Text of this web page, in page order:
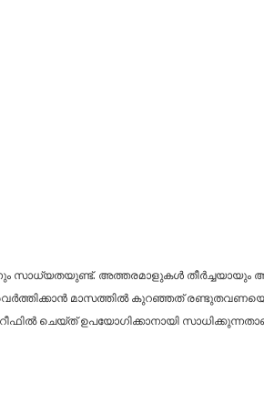
സാധ്യതയുണ്ട്. അത്തരമാളുകൾ തീർച്ചയായും
മാസത്തിൽ കുറഞ്ഞത്
ചെയ്ത് ഉപയോഗിക്കാനായി